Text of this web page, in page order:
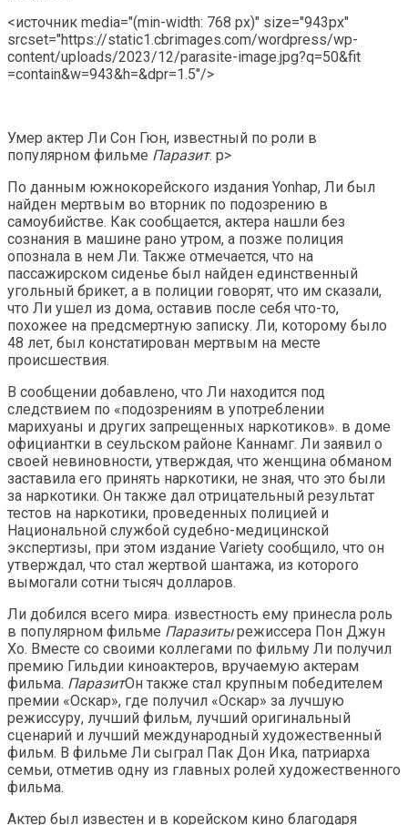
<источник media="(min-width: 768 px)" size="943px"
srcset="https://static1.cbrimages.com/wordpress/wp-
content/uploads/2023/12/parasite-image.jpg?q=50&fit
=contain&w=943&h=&dpr=1.5"/>
Умер актер Ли Сон Гюн, известный по роли в
популярном фильме Паразит. p>
По данным южнокорейского издания Yonhap, Ли был
найден мертвым во вторник по подозрению в
самоубийстве. Как сообщается, актера нашли без
сознания в машине рано утром, а позже полиция
опознала в нем Ли. Также отмечается, что на
пассажирском сиденье был найден единственный
угольный брикет, а в полиции говорят, что им сказали,
что Ли ушел из дома, оставив после себя что-то,
похожее на предсмертную записку. Ли, которому было
48 лет, был констатирован мертвым на месте
происшествия.
В сообщении добавлено, что Ли находится под
следствием по «подозрениям в употреблении
марихуаны и других запрещенных наркотиков». в доме
официантки в сеульском районе Каннамг. Ли заявил о
своей невиновности, утверждая, что женщина обманом
заставила его принять наркотики, не зная, что это были
за наркотики. Он также дал отрицательный результат
тестов на наркотики, проведенных полицией и
Национальной службой судебно-медицинской
экспертизы, при этом издание Variety сообщило, что он
утверждал, что стал жертвой шантажа, из которого
вымогали сотни тысяч долларов.
Ли добился всего мира. известность ему принесла роль
в популярном фильме Паразитырежиссера Пон Джун
Хо. Вместе со своими коллегами по фильму Ли получил
премию Гильдии киноактеров, вручаемую актерам
фильма. ПаразитОн также стал крупным победителем
премии «Оскар», где получил «Оскар» за лучшую
режиссуру, лучший фильм, лучший оригинальный
сценарий и лучший международный художественный
фильм. В фильме Ли сыграл Пак Дон Ика, патриарха
семьи, отметив одну из главных ролей художественного
фильма.
Актер был известен и в корейском кино благодаря